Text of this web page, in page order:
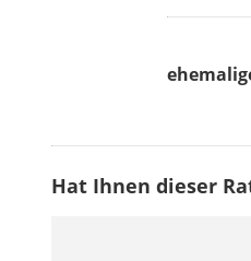
Hat Ihnen dieser